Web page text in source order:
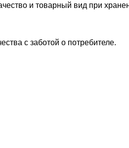
и товарный вид при
с заботой о потребителе.